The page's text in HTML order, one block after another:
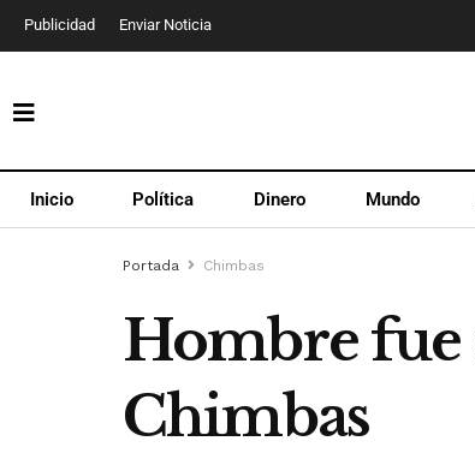
Publicidad Enviar Noticia
Inicio Política Dinero Mundo
Portada Chimbas
Hombre fue
Chimbas